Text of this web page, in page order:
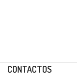
CONTACTOS